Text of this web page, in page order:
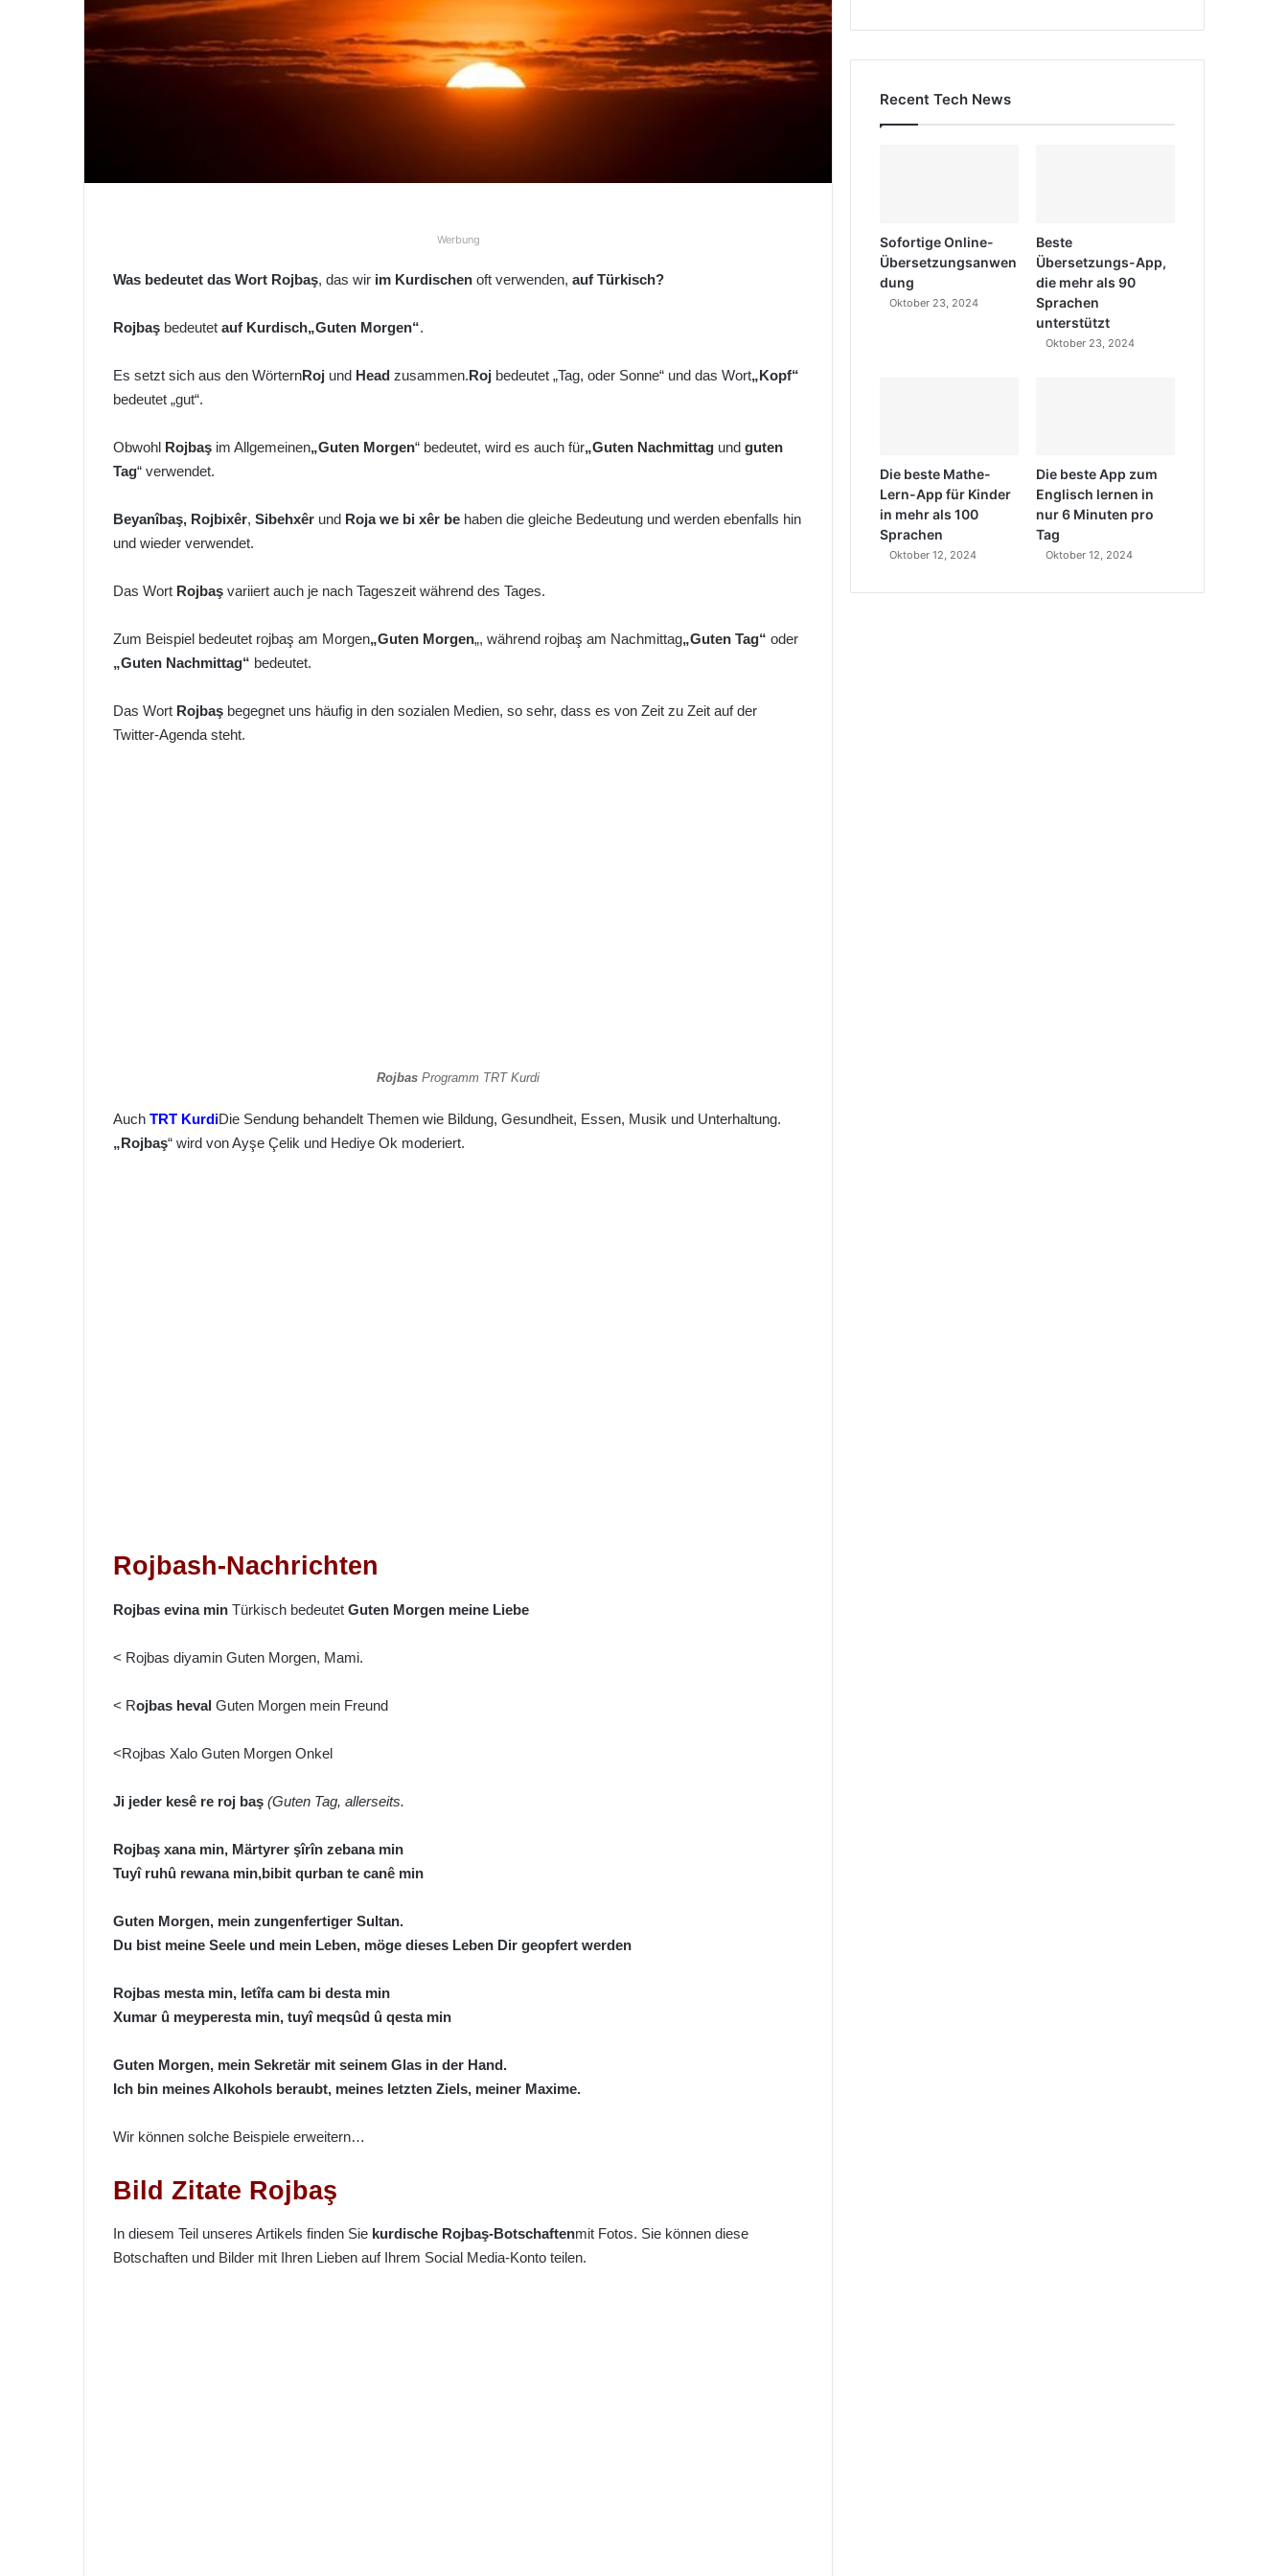
-
a
Werbung
Was bedeutet das Wort Rojbaş, das wir im Kurdischen oft verwenden, auf Türkisch?
Rojbaş bedeutet auf Kurdisch„Guten Morgen“.
Es setzt sich aus den WörternRoj und Head zusammen.Roj bedeutet „Tag, oder Sonne“ und das Wort„Kopf“
bedeutet „gut“.
Obwohl Rojbaş im Allgemeinen„Guten Morgen“ bedeutet, wird es auch für„Guten Nachmittag und guten
Tag“ verwendet.
Beyanîbaş, Rojbixêr, Sibehxêr und Roja we bi xêr be haben die gleiche Bedeutung und werden ebenfalls hin
und wieder verwendet.
Das Wort Rojbaş variiert auch je nach Tageszeit während des Tages.
Zum Beispiel bedeutet rojbaş am Morgen„Guten Morgen„, während rojbaş am Nachmittag„Guten Tag“ oder
„Guten Nachmittag“ bedeutet.
Das Wort Rojbaş begegnet uns häufig in den sozialen Medien, so sehr, dass es von Zeit zu Zeit auf der
Twitter-Agenda steht.
Rojbas Programm TRT Kurdi
Auch TRT KurdiDie Sendung behandelt Themen wie Bildung, Gesundheit, Essen, Musik und Unterhaltung.
„Rojbaş“ wird von Ayşe Çelik und Hediye Ok moderiert.
Rojbash-Nachrichten
Rojbas evina min Türkisch bedeutet Guten Morgen meine Liebe
< Rojbas diyamin Guten Morgen, Mami.
< Rojbas heval Guten Morgen mein Freund
<Rojbas Xalo Guten Morgen Onkel
Ji jeder kesê re roj baş (Guten Tag, allerseits.
Rojbaş xana min, Märtyrer şîrîn zebana min
Tuyî ruhû rewana min,bibit qurban te canê min
Guten Morgen, mein zungenfertiger Sultan.
Du bist meine Seele und mein Leben, möge dieses Leben Dir geopfert werden
Rojbas mesta min, letîfa cam bi desta min
Xumar û meyperesta min, tuyî meqsûd û qesta min
Guten Morgen, mein Sekretär mit seinem Glas in der Hand.
Ich bin meines Alkohols beraubt, meines letzten Ziels, meiner Maxime.
Wir können solche Beispiele erweitern…
Bild Zitate Rojbaş
In diesem Teil unseres Artikels finden Sie kurdische Rojbaş-Botschaftenmit Fotos. Sie können diese
Botschaften und Bilder mit Ihren Lieben auf Ihrem Social Media-Konto teilen.
Recent Tech News
Sofortige Online-
Übersetzungsanwen
dung
Oktober 23, 2024
Beste
Übersetzungs-App,
die mehr als 90
Sprachen
unterstützt
Oktober 23, 2024
Die beste Mathe-
Lern-App für Kinder
in mehr als 100
Sprachen
Oktober 12, 2024
Die beste App zum
Englisch lernen in
nur 6 Minuten pro
Tag
Oktober 12, 2024